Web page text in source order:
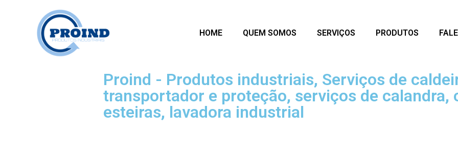
HOME QUEM SOMOS SERVIÇOS PRODUTOS
Proind - Produtos industriais, Serviços de
transportador e proteção, serviços de calandra,
esteiras, lavadora industrial